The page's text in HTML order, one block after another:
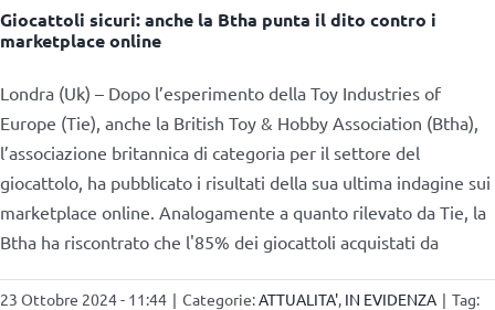
Giocattoli sicuri: anche la Btha punta il dito contro i
marketplace online
Londra (Uk) – Dopo l’esperimento della Toy Industries of
Europe (Tie), anche la British Toy & Hobby Association (Btha),
l’associazione britannica di categoria per il settore del
giocattolo, ha pubblicato i risultati della sua ultima indagine sui
marketplace online. Analogamente a quanto rilevato da Tie, la
Btha ha riscontrato che l'85% dei giocattoli acquistati da
23 Ottobre 2024 - 11:44 | Categorie:ATTUALITA', IN EVIDENZA | Tag: